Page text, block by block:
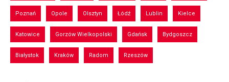
Poznań Opole Olsztyn Łódź Lublin Kielce
Katowice Gorzów Wielkopolski Gdańsk Bydgoszcz
Białystok Kraków Radom Rzeszów